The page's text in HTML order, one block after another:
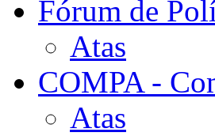
Fórum de
Atas
COMPA -
Atas